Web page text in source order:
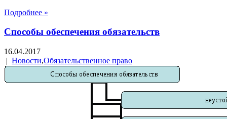
Подробнее »
Способы обеспечения обязательств
16.04.2017
| Новости,Обязательственное право